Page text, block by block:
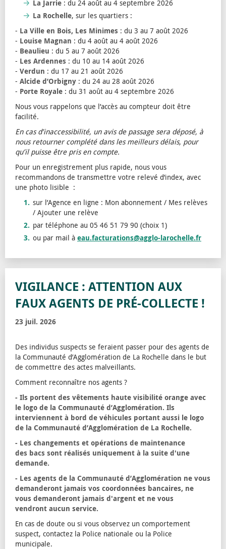
La Jarrie : du 24 août au 4 septembre 2026
La Rochelle, sur les quartiers :
- La Ville en Bois, Les Minimes : du 3 au 7 août 2026
- Louise Magnan : du 4 août au 4 août 2026
- Beaulieu : du 5 au 7 août 2026
- Les Ardennes : du 10 au 14 août 2026
- Verdun : du 17 au 21 août 2026
- Alcide d’Orbigny : du 24 au 28 août 2026
- Porte Royale : du 31 août au 4 septembre 2026
Nous vous rappelons que l’accès au compteur doit être
facilité.
En cas d’inaccessibilité, un avis de passage sera déposé, à
nous retourner complété dans les meilleurs délais, pour
qu’il puisse être pris en compte.
Pour un enregistrement plus rapide, nous vous
recommandons de transmettre votre relevé d’index, avec
une photo lisible :
sur l’Agence en ligne : Mon abonnement / Mes relèves
/ Ajouter une relève
par téléphone au 05 46 51 79 90 (choix 1)
ou par mail à eau.facturations@agglo-larochelle.fr
VIGILANCE : ATTENTION AUX
FAUX AGENTS DE PRÉ-COLLECTE !
23 juil. 2026
Des individus suspects se feraient passer pour des agents de
la Communauté d’Agglomération de La Rochelle dans le but
de commettre des actes malveillants.
Comment reconnaître nos agents ?
- Ils portent des vêtements haute visibilité orange avec
le logo de la Communauté d’Agglomération. Ils
interviennent à bord de véhicules portant aussi le logo
de la Communauté d’Agglomération de La Rochelle.
- Les changements et opérations de maintenance
des bacs sont réalisés uniquement à la suite d'une
demande.
- Les agents de la Communauté d’Agglomération ne vous
demanderont jamais vos coordonnées bancaires, ne
vous demanderont jamais d'argent et ne vous
vendront aucun service.
En cas de doute ou si vous observez un comportement
suspect, contactez la Police nationale ou la Police
municipale.